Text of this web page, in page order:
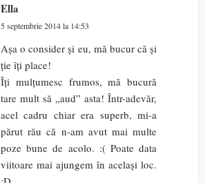
Ella
5 septembrie 2014 la 14:53
Așa o consider și eu, mă bucur că și
ție îți place!
Îți mulțumesc frumos, mă bucură
tare mult să „aud” asta! Într-adevăr,
acel cadru chiar era superb, mi-a
părut rău că n-am avut mai multe
poze bune de acolo. :( Poate data
viitoare mai ajungem în același loc.